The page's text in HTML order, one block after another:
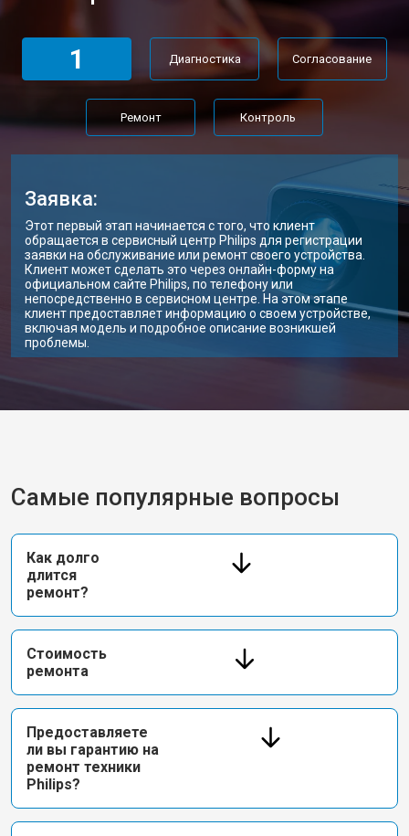
1 Диагностика Согласование
Ремонт Контроль
Заявка:
Этот первый этап начинается с того, что клиент
обращается в сервисный центр Philips для регистрации
заявки на обслуживание или ремонт своего устройства.
Клиент может сделать это через онлайн-форму на
официальном сайте Philips, по телефону или
непосредственно в сервисном центре. На этом этапе
клиент предоставляет информацию о своем устройстве,
включая модель и подробное описание возникшей
проблемы.
Самые популярные вопросы
Как долго
длится
ремонт?
Стоимость
ремонта
Предоставляете
ли вы гарантию на
ремонт техники
Philips?